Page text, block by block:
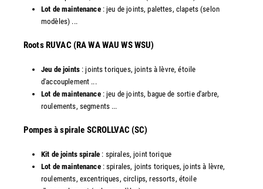
Lot de maintenance: jeu de joints, palettes, clapets (selon
modèles) ...
​Roots RUVAC (RA WA WAU WS WSU)
Jeu de joints: joints toriques, joints à lèvre, étoile
d'accouplement ...
Lot de maintenance : jeu de joints, bague de sortie d'arbre,
roulements, segments ...
​Pompes à spirale SCROLLVAC (SC)
Kit de joints spirale : spirales, joint torique
Lot de maintenance: spirales, joints toriques, joints à lèvre,
roulements, excentriques, circlips, ressorts, étoile